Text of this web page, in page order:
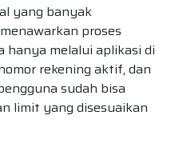
yang banyak
proses
hanya melalui aplikasi di
rekening aktif, dan
sudah bisa
limit yang disesuaikan